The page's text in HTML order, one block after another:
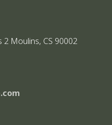
2 Moulins, CS 90002